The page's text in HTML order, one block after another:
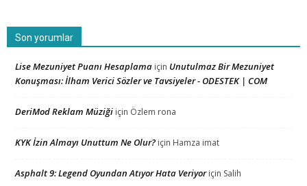
Son yorumlar
Lise Mezuniyet Puanı Hesaplama için Unutulmaz Bir Mezuniyet
Konuşması: İlham Verici Sözler ve Tavsiyeler - ODESTEK | COM
DeriMod Reklam Müziği için Özlem rona
KYK İzin Almayı Unuttum Ne Olur? için Hamza imat
Asphalt 9: Legend Oyundan Atıyor Hata Veriyoriçin Salih